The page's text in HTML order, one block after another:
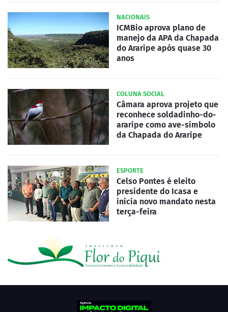
NACIONAIS
ICMBio aprova plano de
manejo da APA da Chapada
do Araripe após quase 30
anos
COLUNA SOCIAL
Câmara aprova projeto que
reconhece soldadinho-do-
araripe como ave-símbolo
da Chapada do Araripe
ESPORTE
Celso Pontes é eleito
presidente do Icasa e
inicia novo mandato nesta
terça-feira